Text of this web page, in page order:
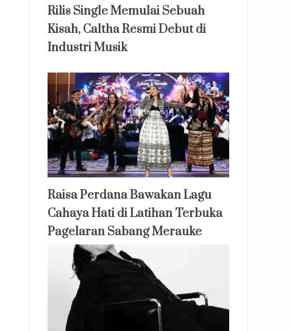
Rilis Single Memulai Sebuah
Kisah, Caltha Resmi Debut di
Industri Musik
Raisa Perdana Bawakan Lagu
Cahaya Hati di Latihan Terbuka
Pagelaran Sabang Merauke